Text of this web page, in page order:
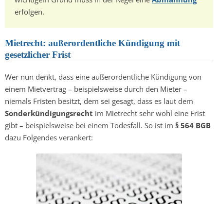
erfolgen.
Mietrecht: außerordentliche Kündigung mit
gesetzlicher Frist
Wer nun denkt, dass eine außerordentliche Kündigung von
einem Mietvertrag – beispielsweise durch den Mieter –
niemals Fristen besitzt, dem sei gesagt, dass es laut dem
Sonderkündigungsrecht im Mietrecht sehr wohl eine Frist
gibt – beispielsweise bei einem Todesfall. So ist im § 564 BGB
dazu Folgendes verankert: